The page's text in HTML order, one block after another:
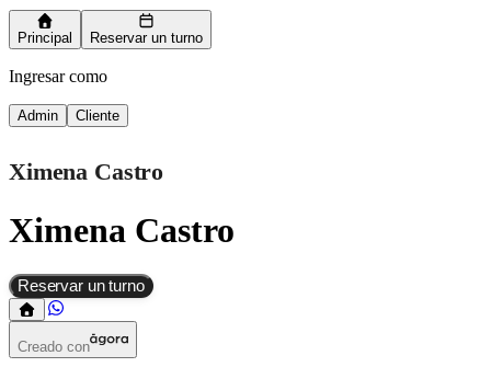
Principal Reservar un turno
Ingresar como
Admin Cliente
Ximena Castro
Ximena Castro
Reservar un turno
Creado con